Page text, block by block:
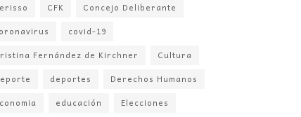
CFK
Concejo Deliberante
covid-19
Fernández de Kirchner
Cultura
deportes
Derechos Humanos
educación
Elecciones